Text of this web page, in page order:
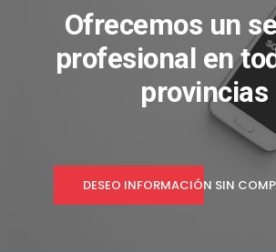
Ofrecemos un
profesional en
provincias
DESEO INFORMACIÓN SIN